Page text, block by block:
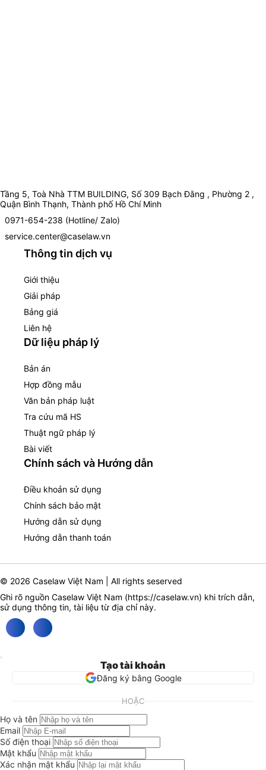
Tầng 5, Toà Nhà TTM BUILDING, Số 309 Bạch Đằng , Phường 2 ,
Quận Bình Thạnh, Thành phố Hồ Chí Minh
0971-654-238 (Hotline/ Zalo)
service.center@caselaw.vn
Thông tin dịch vụ
Giới thiệu
Giải pháp
Bảng giá
Liên hệ
Dữ liệu pháp lý
Bản án
Hợp đồng mẫu
Văn bản pháp luật
Tra cứu mã HS
Thuật ngữ pháp lý
Bài viết
Chính sách và Hướng dẫn
Điều khoản sử dụng
Chính sách bảo mật
Hướng dẫn sử dụng
Hướng dẫn thanh toán
© 2026 Caselaw Việt Nam | All rights seserved
Ghi rõ nguồn Caselaw Việt Nam (https://caselaw.vn) khi trích dẫn,
sử dụng thông tin, tài liệu từ địa chỉ này.
Tạo tài khoản
Đăng ký bằng Google
HOẶC
Họ và tên
Email
Số điện thoại
Mật khẩu
Xác nhận mật khẩu